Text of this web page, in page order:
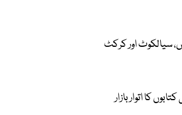
سیالکوٹ اور کرکٹ
کتابوں کا اتوار بازار